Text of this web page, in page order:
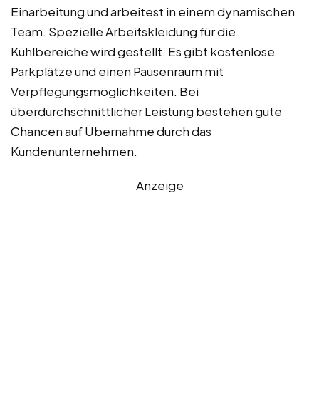
Einarbeitung und arbeitest in einem dynamischen
Team. Spezielle Arbeitskleidung für die
Kühlbereiche wird gestellt. Es gibt kostenlose
Parkplätze und einen Pausenraum mit
Verpflegungsmöglichkeiten. Bei
überdurchschnittlicher Leistung bestehen gute
Chancen auf Übernahme durch das
Kundenunternehmen.
Anzeige